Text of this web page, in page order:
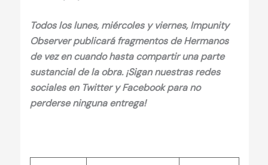
Todos los lunes, miércoles y viernes, Impunity
Observer publicará fragmentos de Hermanos
de vez en cuando hasta compartir una parte
sustancial de la obra. ¡Sigan nuestras redes
sociales en Twitter y Facebook para no
perderse ninguna entrega!